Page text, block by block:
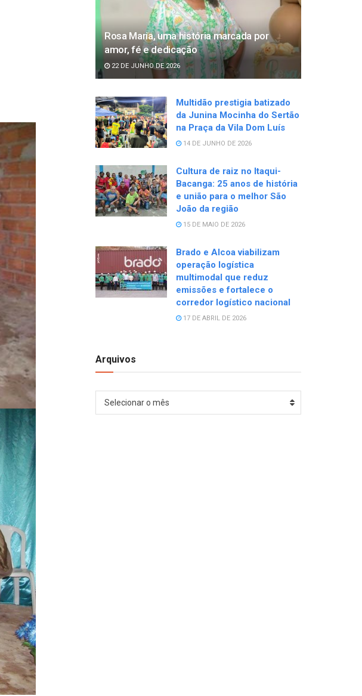
Rosa Maria, uma história marcada por
amor, fé e dedicação
22 DE JUNHO DE 2026
Multidão prestigia batizado
da Junina Mocinha do Sertão
na Praça da Vila Dom Luís
14 DE JUNHO DE 2026
Cultura de raiz no Itaqui-
Bacanga: 25 anos de história
e união para o melhor São
João da região
15 DE MAIO DE 2026
Brado e Alcoa viabilizam
operação logística
multimodal que reduz
emissões e fortalece o
corredor logístico nacional
17 DE ABRIL DE 2026
Arquivos
Arquivos
Selecionar o mês